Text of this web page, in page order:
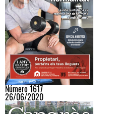
Número 1617
26/06/2020